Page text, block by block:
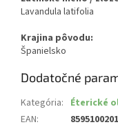
Lavandula latifolia
Krajina pôvodu:
Španielsko
Dodatočné
Kategória: Éterické
EAN: